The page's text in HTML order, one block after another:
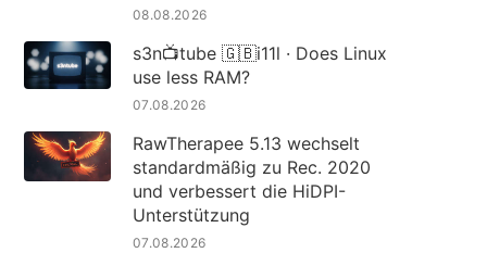
08.08.2026
s3n📺tube 🇬🇧i11l · Does Linux
use less RAM?
07.08.2026
RawTherapee 5.13 wechselt
standardmäßig zu Rec. 2020
und verbessert die HiDPI-
Unterstützung
07.08.2026